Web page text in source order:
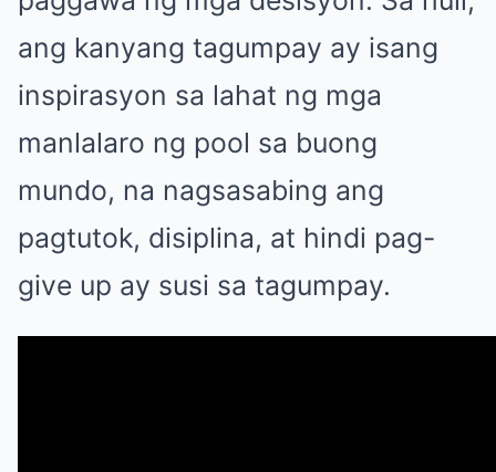
ang kanyang tagumpay ay isang
inspirasyon sa lahat ng mga
manlalaro ng pool sa buong
mundo, na nagsasabing ang
pagtutok, disiplina, at hindi pag-
give up ay susi sa tagumpay.